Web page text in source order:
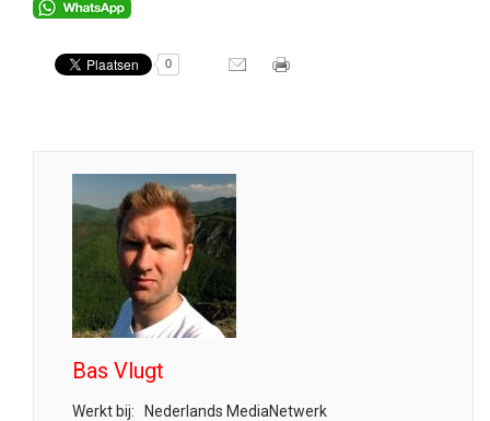
0
Bas Vlugt
Werkt bij:
Nederlands MediaNetwerk